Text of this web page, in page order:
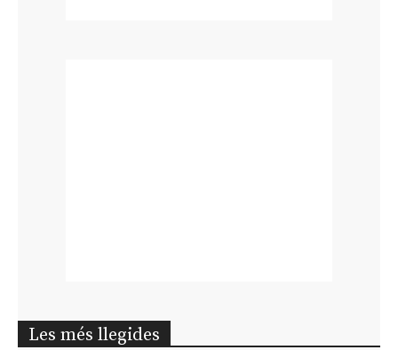
Les més llegides